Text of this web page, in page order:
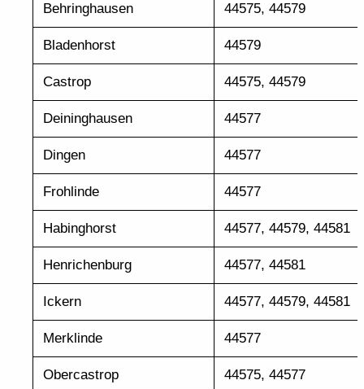
Behringhausen 44575, 44579
Bladenhorst 44579
Castrop 44575, 44579
Deininghausen 44577
Dingen 44577
Frohlinde 44577
Habinghorst 44577, 44579, 44581
Henrichenburg 44577, 44581
Ickern 44577, 44579, 44581
Merklinde 44577
Obercastrop 44575, 44577